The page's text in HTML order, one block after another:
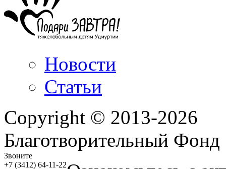
Новости
Статьи
Copyright © 2013-2026
Благотворительный
Звоните
+7 (3412) 64-11-22